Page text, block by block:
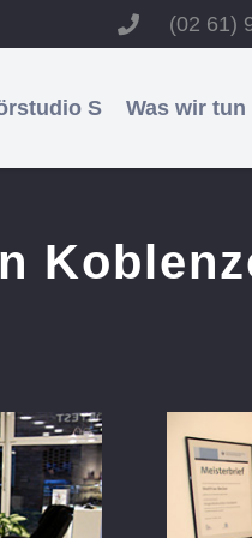
(02 61)
S Was wir tun